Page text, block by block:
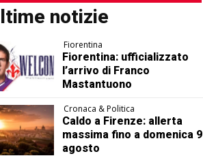
notizie
Fiorentina
Fiorentina: ufficializzato
l’arrivo di Franco
Mastantuono
Cronaca & Politica
Caldo a Firenze: allerta
massima fino a domenica 9
agosto